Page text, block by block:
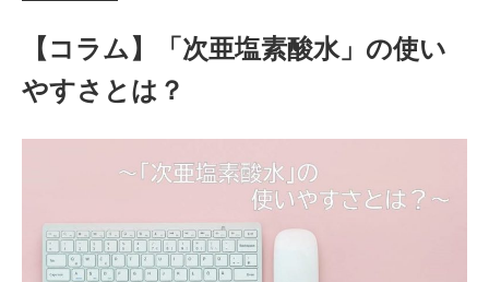
【コラム】「次亜塩素酸水」の使い
やすさとは？